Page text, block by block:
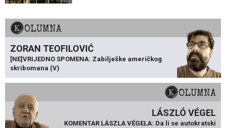
KOLUMNA
ZORAN TEOFILOVIĆ
[NE]VRIJEDNO SPOMENA: Zabilješke američkog
skribomana (V)
KOLUMNA
LÁSZLÓ VÉGEL
KOMENTAR LÁSZLA VÉGELA: Da li se autokratski